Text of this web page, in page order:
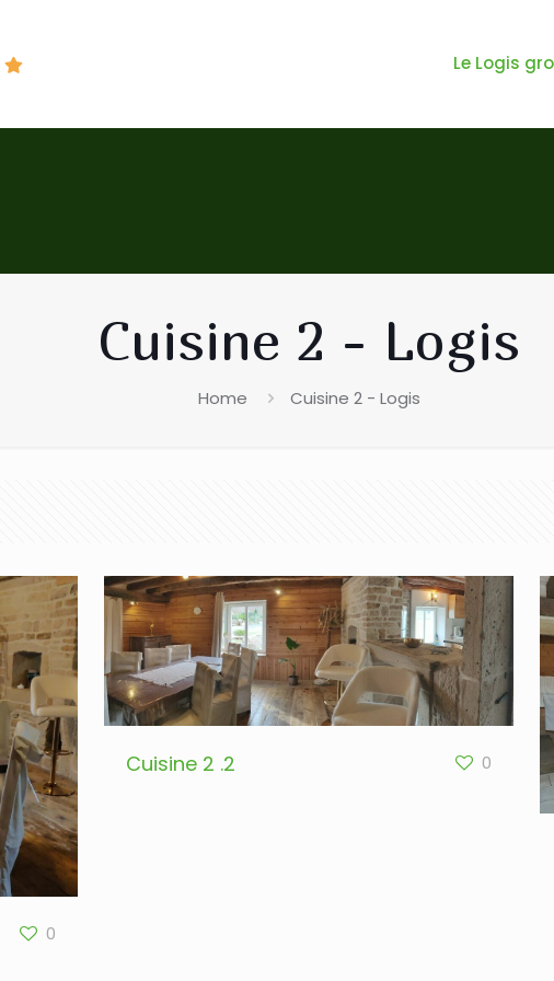
Le Logis
Cuisine 2 - Logis
Home Cuisine 2 - Logis
0
Cuisine 2 .2 0